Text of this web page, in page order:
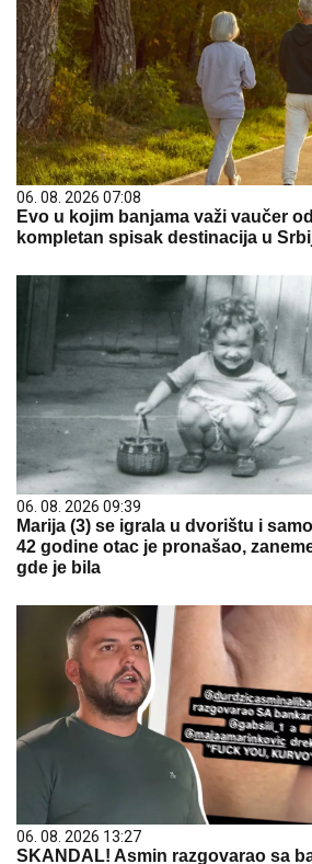
06. 08. 2026 07:08
Evo u kojim banjama važi vaučer
kompletan spisak destinacija u
06. 08. 2026 09:39
Marija (3) se igrala u dvorištu i
42 godine otac je pronašao,
gde je bila
06. 08. 2026 13:27
SKANDAL! Asmin razgovarao sa